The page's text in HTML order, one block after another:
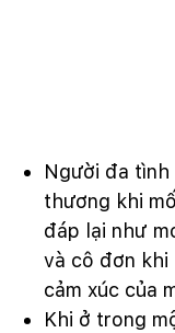
Người đa
thương khi
đáp lại như
và cô đơn khi
cảm xúc của
Khi ở trong